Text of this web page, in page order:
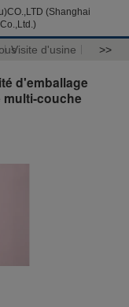
(Shanghai
Visite d'usine >>
d'emballage
multi-couche